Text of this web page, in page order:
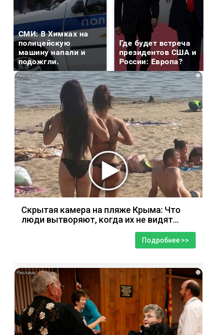
СМИ: В Химках на
полицейскую
машину напали и
подожгли.
Где будет встреча
президентов США и
России: Европа?
i
Скрытая камера на пляже Крыма: Что
люди вытворяют, когда их не видят...
Подробнее >>
i